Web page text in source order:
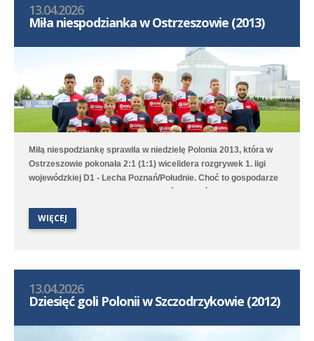
13.04.2026
Miła niespodzianka w Ostrzeszowie (2013)
Miłą niespodziankę sprawiła w niedzielę Polonia 2013, która w
Ostrzeszowie pokonała 2:1 (1:1) wicelidera rozgrywek 1. ligi
wojewódzkiej D1 - Lecha Poznań/Południe. Choć to gospodarze
pierwsi objęli prowadzenie to Poloniści odwrócili losy meczu za
zespół przegrał na wyjeździe 1:3 (1:1) z Clescevią Kleszczewo, a
gola dla Polonii strzelił Bruno Obiegły.
WIĘCEJ
13.04.2026
Dziesięć goli Polonii w Szczodrzykowie (2012)